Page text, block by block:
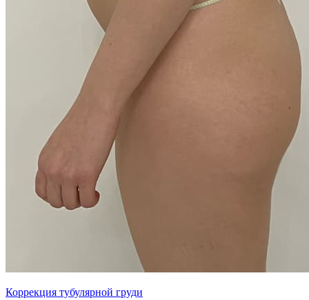
Коррекция тубулярной груди